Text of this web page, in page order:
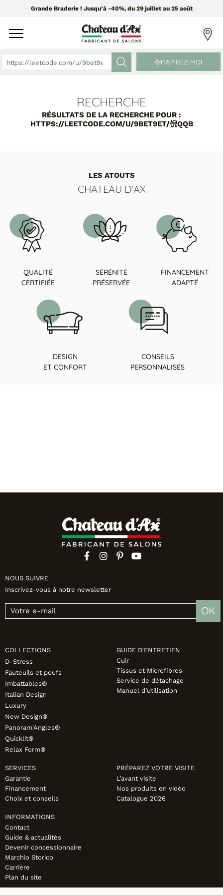
Grande Braderie ! Jusqu’à -40%, du 29 juillet au 25 août
CANAPÉS ET FAUTEUILS
Fauteuils
Poufs
Tous les produits
FAUTEUILS ET POUFS
Tous les produits
Voir tous les produits et collections
MEUBLES ET DÉCO
Tableaux
Tables basses
Tables repas
Tapis
PAR STYLE
Contemporain
Industriel
INSPIREZ-MOI
RECHERCHE
RÉSULTATS DE LA RECHERCHE POUR :
HTTPS://LEETCODE.COM/U/9BET9ET/倪QQB
LES ATOUTS
CHATEAU D'AX
QUALITÉ
CERTIFIÉE
SÉRÉNITÉ
PRÉSERVÉE
FINANCEMENT
ADAPTÉ
DESIGN
ET CONFORT
CONSEILS
PERSONNALISÉS
NOUS SUIVRE
Inscrivez-vous à notre newsletter
OK
COLLECTIONS
D-Stress
Fauteuils et poufs
Imbattables®
Italian Design
Luxury
New Design®
Panoram'Angles®
Quicklit®
Relax Form®
GUIDE D'ENTRETIEN
Cuir
Tissus et Microfibres
Service de détachage
Manuel d’utilisation
SERVICES
Garantie
Financement
Choix et conseils
PRÉPAREZ VOTRE VISITE
L’avant visite
Nos produits en vidéo
Catalogue 2026
INFORMATIONS
Contact
Guide & actualités
Devenir concessionnaire
Marchio Storico
Carrière
Plan du site